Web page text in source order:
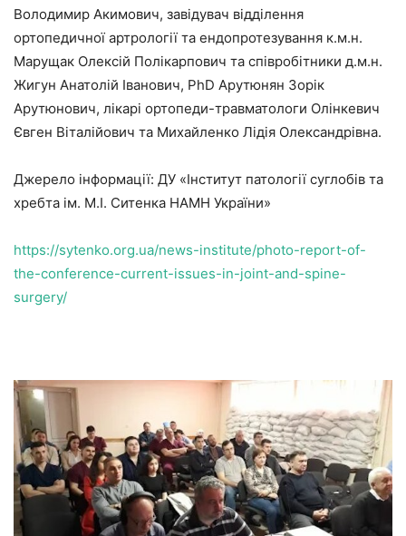
Володимир Акимович, завідувач відділення
ортопедичної артрології та ендопротезування к.м.н.
Марущак Олексій Полікарпович та співробітники д.м.н.
Жигун Анатолій Іванович, PhD Арутюнян Зорік
Арутюнович, лікарі ортопеди-травматологи Олінкевич
Євген Віталійович та Михайленко Лідія Олександрівна.
Джерело інформації: ДУ «Інститут патології суглобів та
хребта ім. М.І. Ситенка НАМН України»
https://sytenko.org.ua/news-institute/photo-report-of-
the-conference-current-issues-in-joint-and-spine-
surgery/